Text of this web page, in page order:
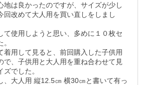
地は良かったのですが、サイズが少し
回改めて大人用を買い直しをしまし
て使用しようと思い、多めに１０枚セ
着用して見ると、前回購入した子供用
で、子供用と大人用を重ね合わせて見
でした。
、大人用 縦12.5㎝ 横30㎝と書いて有っ